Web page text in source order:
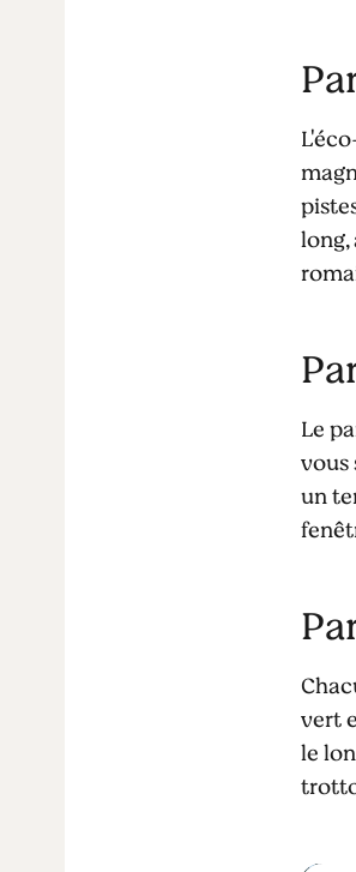
long,
Le
vous
un
vert
le